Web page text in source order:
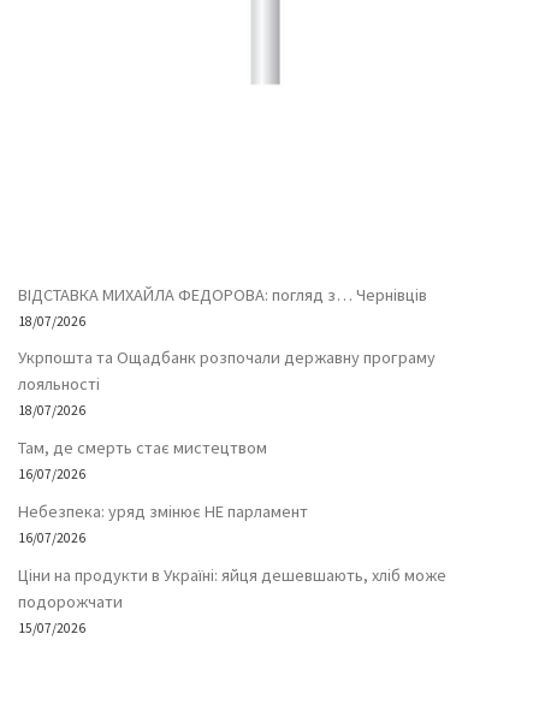
ВІДСТАВКА МИХАЙЛА ФЕДОРОВА: погляд з… Чернівців
18/07/2026
Укрпошта та Ощадбанк розпочали державну програму
лояльності
18/07/2026
Там, де смерть стає мистецтвом
16/07/2026
Небезпека: уряд змінює НЕ парламент
16/07/2026
Ціни на продукти в Україні: яйця дешевшають, хліб може
подорожчати
15/07/2026